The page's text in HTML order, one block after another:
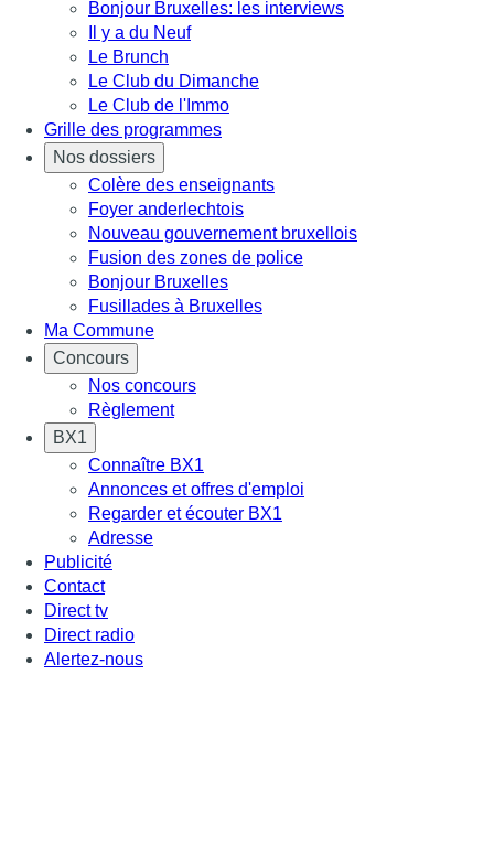
Bonjour Bruxelles: les interviews
Il y a du Neuf
Le Brunch
Le Club du Dimanche
Le Club de l'Immo
Grille des programmes
Nos dossiers
Colère des enseignants
Foyer anderlechtois
Nouveau gouvernement bruxellois
Fusion des zones de police
Bonjour Bruxelles
Fusillades à Bruxelles
Ma Commune
Concours
Nos concours
Règlement
BX1
Connaître BX1
Annonces et offres d'emploi
Regarder et écouter BX1
Adresse
Publicité
Contact
Direct tv
Direct radio
Alertez-nous